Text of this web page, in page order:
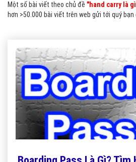
Một số bài viết theo chủ đề "hand carry là
hơn >50.000 bài viết trên web gửi tới quý bạn